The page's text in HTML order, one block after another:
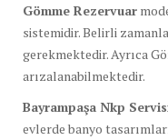
Gömme Rezervuar
sistemidir. Belirli
gerekmektedir. Ayrıca
arızalanabilmektedir.
Bayrampaşa Nkp
evlerde banyo